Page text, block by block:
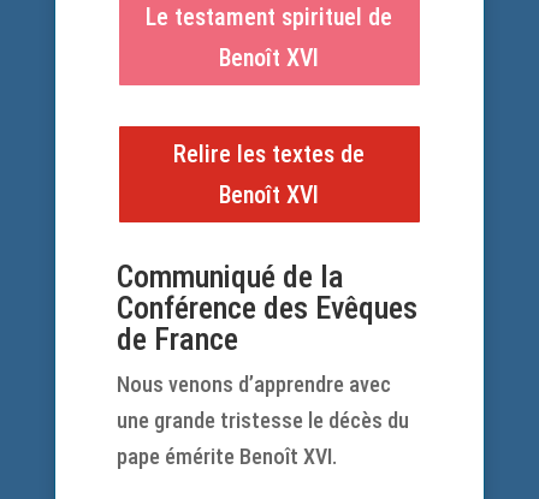
Le testament spirituel de
Benoît XVI
Relire les textes de
Benoît XVI
Communiqué de la
Conférence des Evêques
de France
Nous venons d’apprendre avec
une grande tristesse le décès du
pape émérite Benoît XVI.